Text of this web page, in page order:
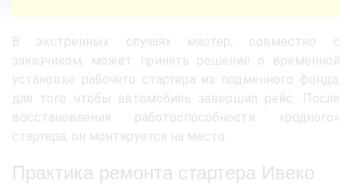
В экстренных случаях мастер, совместно с
заказчиком, может принять решение о временной
установке рабочего стартера из подменного фонда,
для того чтобы автомобиль завершил рейс. После
восстановления работоспособности «родного»
стартера, он монтируется на место.
Практика ремонта стартера Ивеко